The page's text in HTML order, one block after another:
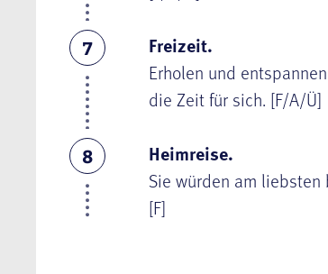
7
Freizeit.
Erholen und
die Zeit für sich. [F/A/Ü]
8
Heimreise.
Sie würden am
[F]